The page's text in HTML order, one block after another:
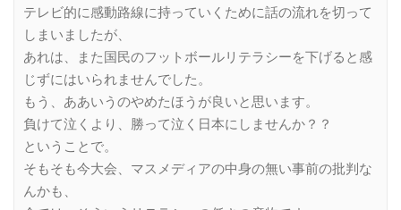
テレビ的に感動路線に持っていくために話の流れを切って
しまいましたが、
あれは、また国民のフットボールリテラシーを下げると感
じずにはいられませんでした。
もう、ああいうのやめたほうが良いと思います。
負けて泣くより、勝って泣く日本にしませんか？？
ということで。
そもそも今大会、マスメディアの中身の無い事前の批判な
んかも、